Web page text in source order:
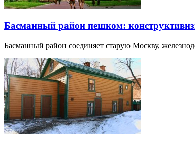
Басманный район пешком:
Басманный район соединяет старую Москву,